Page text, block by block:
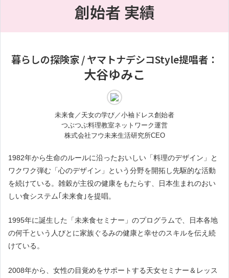
創始者 実績
暮らしの探険家 / ヤマトナデシコStyle提唱者：
大谷ゆみこ
未来食／天女の学び／小袖ドレス創始者
つぶつぶ料理教室ネットワーク運営
株式会社フウ未来生活研究所CEO
1982年から生命のルールに沿ったおいしい「料理のデザイン」と
ワクワク弾む「心のデザイン」という分野を開拓し先駆的な活動
を続けている。雑穀が主役の健康をもたらす、日本生まれのおい
しい食システム｢未来食｣を提唱。
1995年に誕生した「未来食セミナー」のプログラムで、日本各地
の何千という人びとに家族ぐるみの健康と幸せのスキルを伝え続
けている。
2008年から、女性の目覚めをサポートする天女セミナー＆レッス